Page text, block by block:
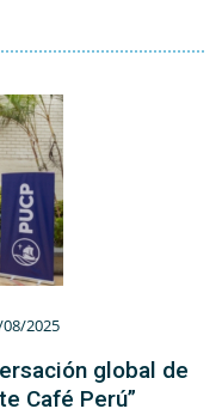
08/2025
global de
Café Perú”